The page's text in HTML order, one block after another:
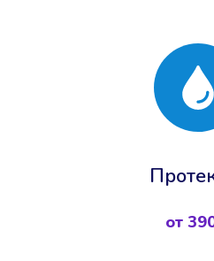
от